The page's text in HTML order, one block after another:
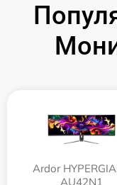
Ardor
AU42N1